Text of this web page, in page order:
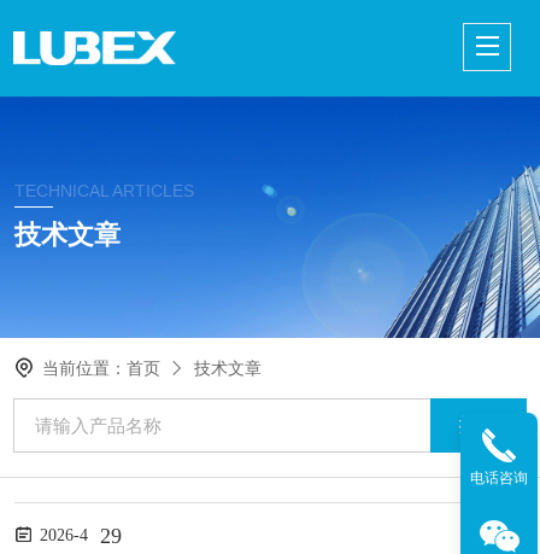
TECHNICAL ARTICLES
技术文章
当前位置：首页 技术文章
2026-4 29
电话咨询